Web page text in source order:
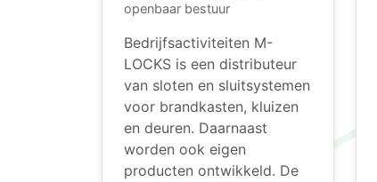
openbaar bestuur
Bedrijfsactiviteiten M-
LOCKS is een distributeur
van sloten en sluitsystemen
voor brandkasten, kluizen
en deuren. Daarnaast
worden ook eigen
producten ontwikkeld. De